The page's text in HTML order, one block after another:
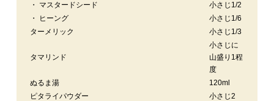
・ マスタードシード
小さじ1/2
・ ヒーング
小さじ1/6
ターメリック
小さじ1/3
タマリンド
小さじに
山盛り1程
度
ぬるま湯
120ml
ピタライパウダー
小さじ2